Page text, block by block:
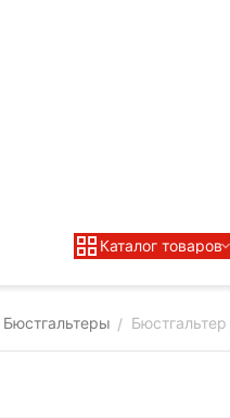
Каталог товаров
Бюстгальтеры /